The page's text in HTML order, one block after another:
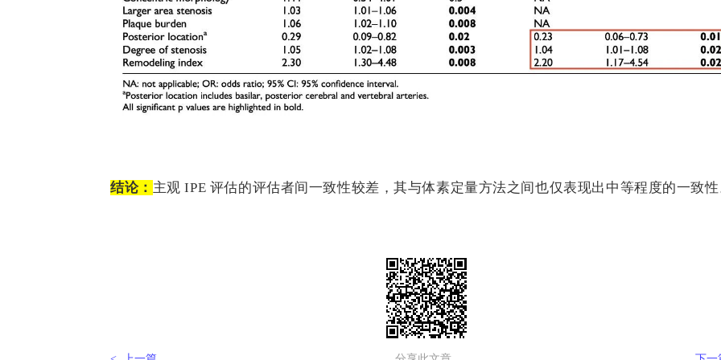
结论： 主观 IPE 评估的评估者间一致性较差，其与体素定量方法之间也仅表现出中等程度的一致性